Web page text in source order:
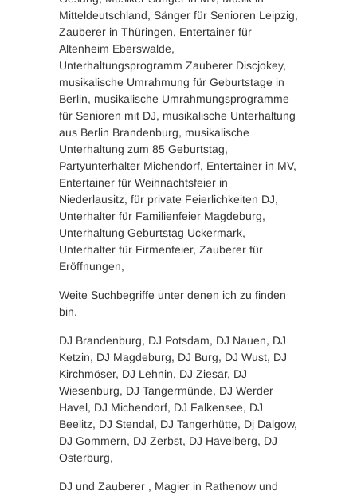
Mitteldeutschland, Sänger für Senioren Leipzig,
Zauberer in Thüringen, Entertainer für
Altenheim Eberswalde,
Unterhaltungsprogramm Zauberer Discjokey,
musikalische Umrahmung für Geburtstage in
Berlin, musikalische Umrahmungsprogramme
für Senioren mit DJ, musikalische Unterhaltung
aus Berlin Brandenburg, musikalische
Unterhaltung zum 85 Geburtstag,
Partyunterhalter Michendorf, Entertainer in MV,
Entertainer für Weihnachtsfeier in
Niederlausitz, für private Feierlichkeiten DJ,
Unterhalter für Familienfeier Magdeburg,
Unterhaltung Geburtstag Uckermark,
Unterhalter für Firmenfeier, Zauberer für
Eröffnungen,
Weite Suchbegriffe unter denen ich zu finden
bin.
DJ Brandenburg, DJ Potsdam, DJ Nauen, DJ
Ketzin, DJ Magdeburg, DJ Burg, DJ Wust, DJ
Kirchmöser, DJ Lehnin, DJ Ziesar, DJ
Wiesenburg, DJ Tangermünde, DJ Werder
Havel, DJ Michendorf, DJ Falkensee, DJ
Beelitz, DJ Stendal, DJ Tangerhütte, Dj Dalgow,
DJ Gommern, DJ Zerbst, DJ Havelberg, DJ
Osterburg,
DJ und Zauberer , Magier in Rathenow und